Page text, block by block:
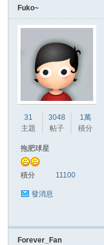
愛
Fuko~
31
主題
3048
帖子
1萬
積分
拖肥球星
積分 11100
發消息
Forever_Fan